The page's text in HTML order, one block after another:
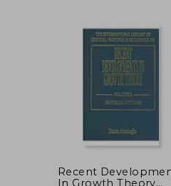
Recent
In Growth Theory